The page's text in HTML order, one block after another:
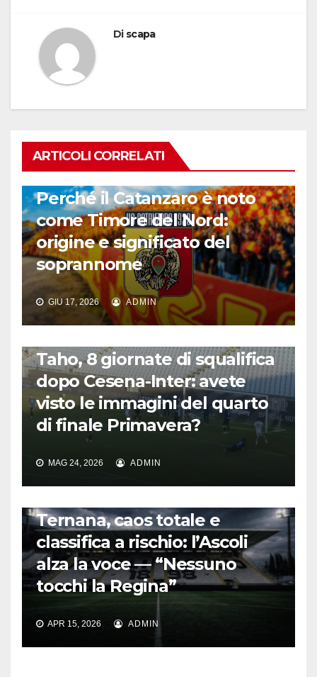
Di scapa
ARTICOLI CORRELATI
Perché il Catanzaro è noto
come Timore del Nord:
origine e significato del
soprannome
GIU 17, 2026 ADMIN
Taho, 8 giornate di squalifica
dopo Cesena-Inter: avete
visto le immagini del quarto
di finale Primavera?
MAG 24, 2026 ADMIN
Ternana, caos totale e
classifica a rischio: l’Ascoli
alza la voce — “Nessuno
tocchi la Regina”
APR 15, 2026 ADMIN